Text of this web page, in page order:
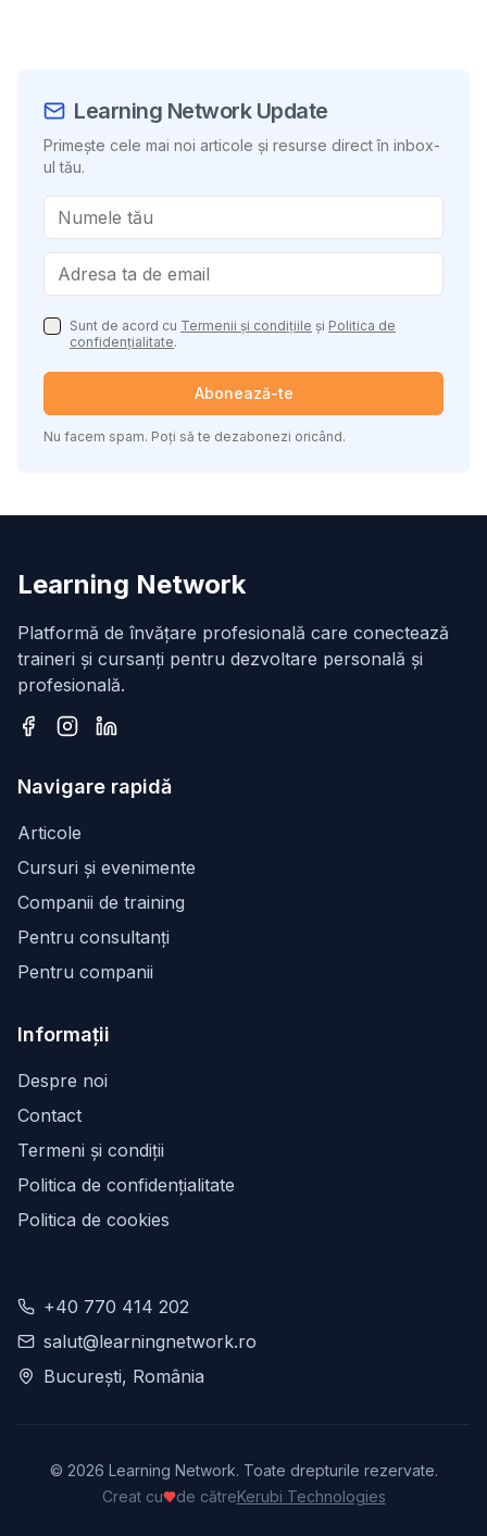
Learning Network Update
Primește cele mai noi articole și resurse direct în inbox-
ul tău.
Sunt de acord cu Termenii și condițiile și Politica de
confidențialitate.
Abonează-te
Nu facem spam. Poți să te dezabonezi oricând.
Learning Network
Platformă de învățare profesională care conectează
traineri și cursanți pentru dezvoltare personală și
profesională.
Navigare rapidă
Articole
Cursuri și evenimente
Companii de training
Pentru consultanți
Pentru companii
Informații
Despre noi
Contact
Termeni și condiții
Politica de confidențialitate
Politica de cookies
+40 770 414 202
salut@learningnetwork.ro
București, România
© 2026 Learning Network. Toate drepturile rezervate.
Creat cu
de cătreKerubi Technologies